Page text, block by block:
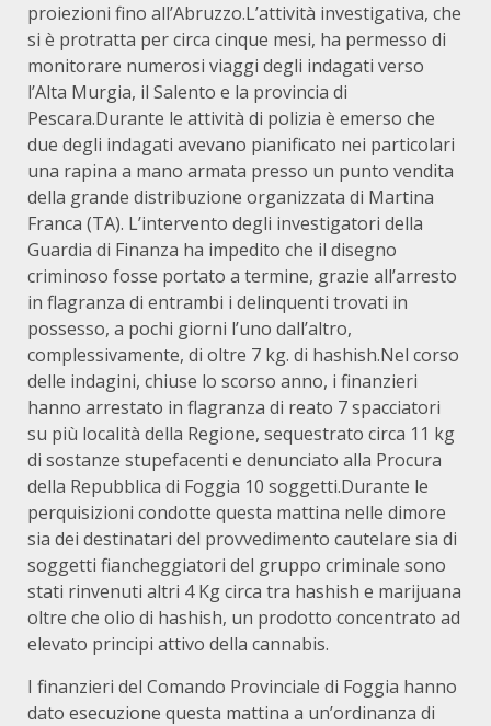
proiezioni fino all’Abruzzo.L’attività investigativa, che
si è protratta per circa cinque mesi, ha permesso di
monitorare numerosi viaggi degli indagati verso
l’Alta Murgia, il Salento e la provincia di
Pescara.Durante le attività di polizia è emerso che
due degli indagati avevano pianificato nei particolari
una rapina a mano armata presso un punto vendita
della grande distribuzione organizzata di Martina
Franca (TA). L’intervento degli investigatori della
Guardia di Finanza ha impedito che il disegno
criminoso fosse portato a termine, grazie all’arresto
in flagranza di entrambi i delinquenti trovati in
possesso, a pochi giorni l’uno dall’altro,
complessivamente, di oltre 7 kg. di hashish.Nel corso
delle indagini, chiuse lo scorso anno, i finanzieri
hanno arrestato in flagranza di reato 7 spacciatori
su più località della Regione, sequestrato circa 11 kg
di sostanze stupefacenti e denunciato alla Procura
della Repubblica di Foggia 10 soggetti.Durante le
perquisizioni condotte questa mattina nelle dimore
sia dei destinatari del provvedimento cautelare sia di
soggetti fiancheggiatori del gruppo criminale sono
stati rinvenuti altri 4 Kg circa tra hashish e marijuana
oltre che olio di hashish, un prodotto concentrato ad
elevato principi attivo della cannabis.
I finanzieri del Comando Provinciale di Foggia hanno
dato esecuzione questa mattina a un’ordinanza di